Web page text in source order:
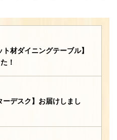
材ダイニングテーブル】
！
ーデスク】お届けしまし